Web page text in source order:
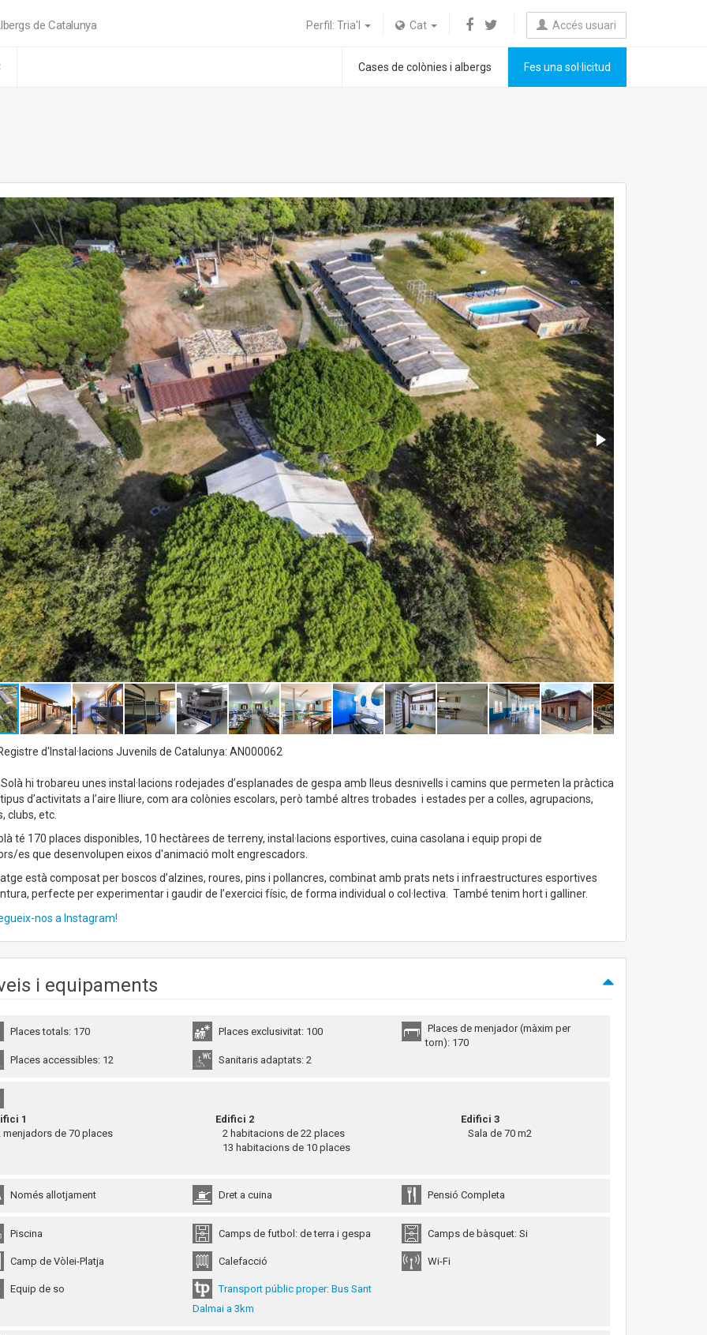
de Catalunya Accés usuari
Cat
Perfil: Tria'l
Fes una sol·licitud
Cases de colònies i albergs
d'Instal·lacions Juvenils de Catalunya: AN000062
hi trobareu unes instal·lacions rodejades d’esplanades de gespa amb lleus desnivells i camins que permeten la pràctica
d’activitats a l’aire lliure, com ara colònies escolars, però també altres trobades i estades per a colles, agrupacions,
clubs, etc.
té 170 places disponibles, 10 hectàrees de terreny, instal·lacions esportives, cuina casolana i equip propi de
es que desenvolupen eixos d'animació molt engrescadors.
està composat per boscos d’alzines, roures, pins i pollancres, combinat amb prats nets i infraestructures esportives
perfecte per experimentar i gaudir de l’exercici físic, de forma individual o col·lectiva. També tenim hort i galliner.
nos a Instagram!
i equipaments
Places totals: 170 Places exclusivitat: 100
Places de menjador (màxim per
torn): 170
Places accessibles: 12
Sanitaris adaptats: 2
1
menjadors de 70 places
Edifici 2
2 habitacions de 22 places
13 habitacions de 10 places
Edifici 3
Sala de 70 m2
Només allotjament Dret a cuina Pensió Completa
Piscina Camps de futbol: de terra i gespa Camps de bàsquet: Si
Camp de Vòlei-Platja Calefacció Wi-Fi
Equip de so
Transport públic proper: Bus Sant
Dalmai a 3km